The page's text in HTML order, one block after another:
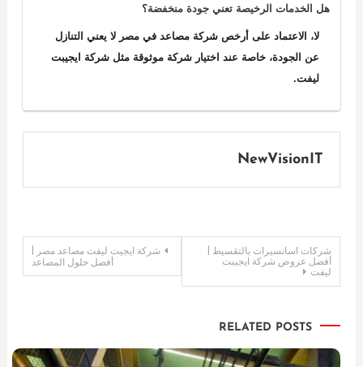
هل الخدمات الرخيصة تعني جودة منخفضة؟
لا، الاعتماد على أرخص شركة مصاعد في مصر لا يعني التنازل
عن الجودة، خاصة عند اختيار شركة موثوقة مثل شركة ايجيبت
ليفت.
NewVisionIT
تصفّح
المقالات
شركة ايجيت ليفت مصاعد مصر |
أفضل حلول المصاعد
شركات اسانسيرات بالتقسيط |
أفضل عروض شركة ايجيبت
ليفت
RELATED POSTS